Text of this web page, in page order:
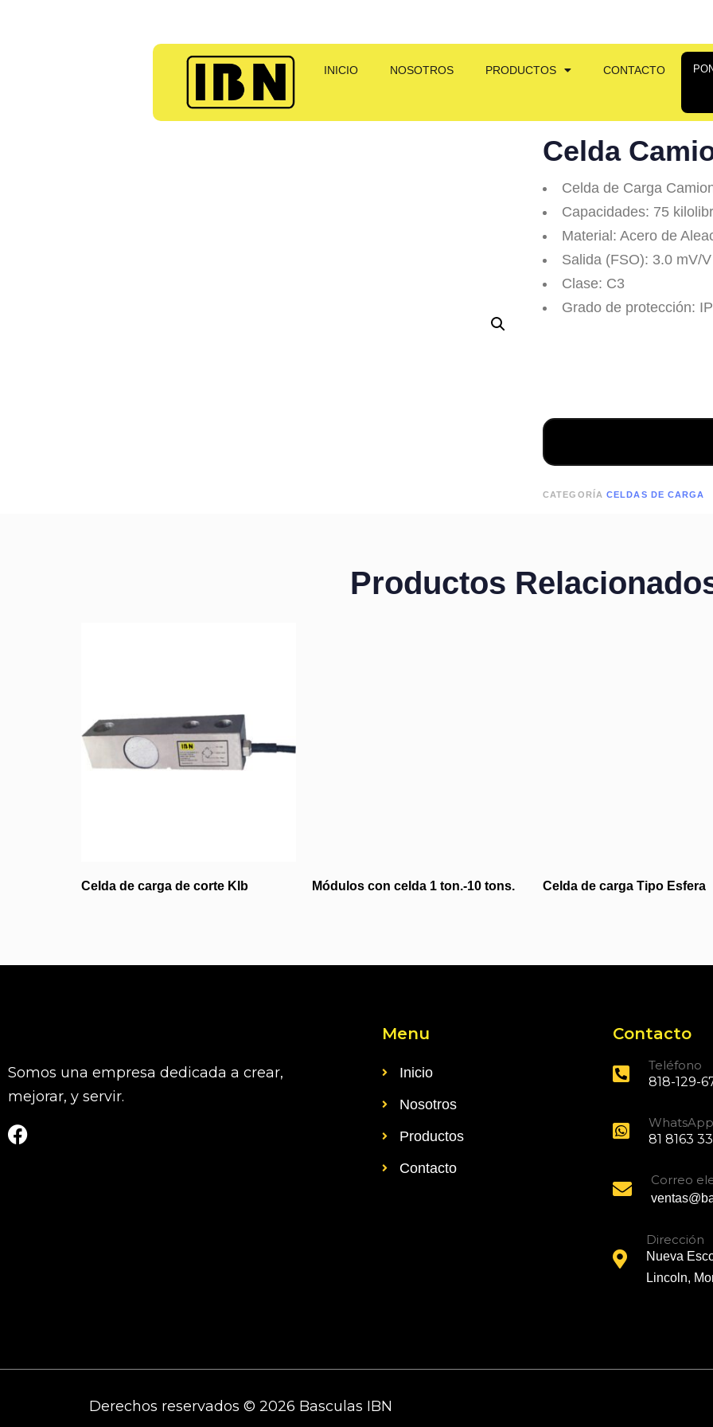
INICIO NOSOTROS PRODUCTOS CONTACTO PO
Celda
Celda de Carga
Capacidades: 75
Material: Acero de
Salida (FSO): 3.0 mV/
Clase: C3
Grado de protección:
CATEGORÍA CELDAS DE CARGA
Productos
Celda de carga de corte Klb Módulos con celda 1 ton.-10 tons. Celda de carga Tipo Esfera
Somos una empresa dedicada a crear,
mejorar, y servir.
Menu
Inicio
Nosotros
Productos
Contacto
Contacto
Teléfono
818-129-
WhatsApp
81 8163
Correo
Dirección
Nueva
Lincoln,
Derechos reservados © 2026 Basculas IBN